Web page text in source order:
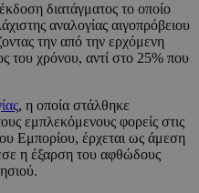
διατάγματος το οποίο
αναλογίας αιγοπρόβειου
την από την ερχόμενη
του χρόνου, αντί στο 25% που
, η οποία στάλθηκε
εμπλεκόμενους φορείς στις
Εμπορίου, έρχεται ως άμεση
η έξαρση του αφθώδους